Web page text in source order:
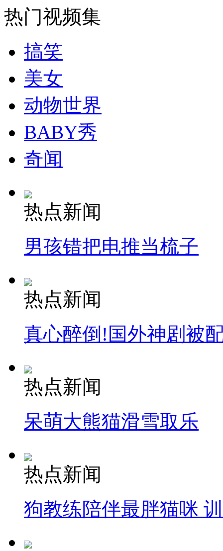
热门视频集
搞笑
美女
动物世界
BABY秀
奇闻
热点新闻
男孩错把电推当梳子
热点新闻
真心醉倒!国外神剧被
热点新闻
呆萌大熊猫滑雪取乐
热点新闻
狗教练陪伴最胖猫咪